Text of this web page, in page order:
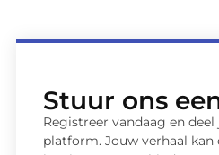
Stuur ons
Registreer vandaag en
platform. Jouw verhaal kan